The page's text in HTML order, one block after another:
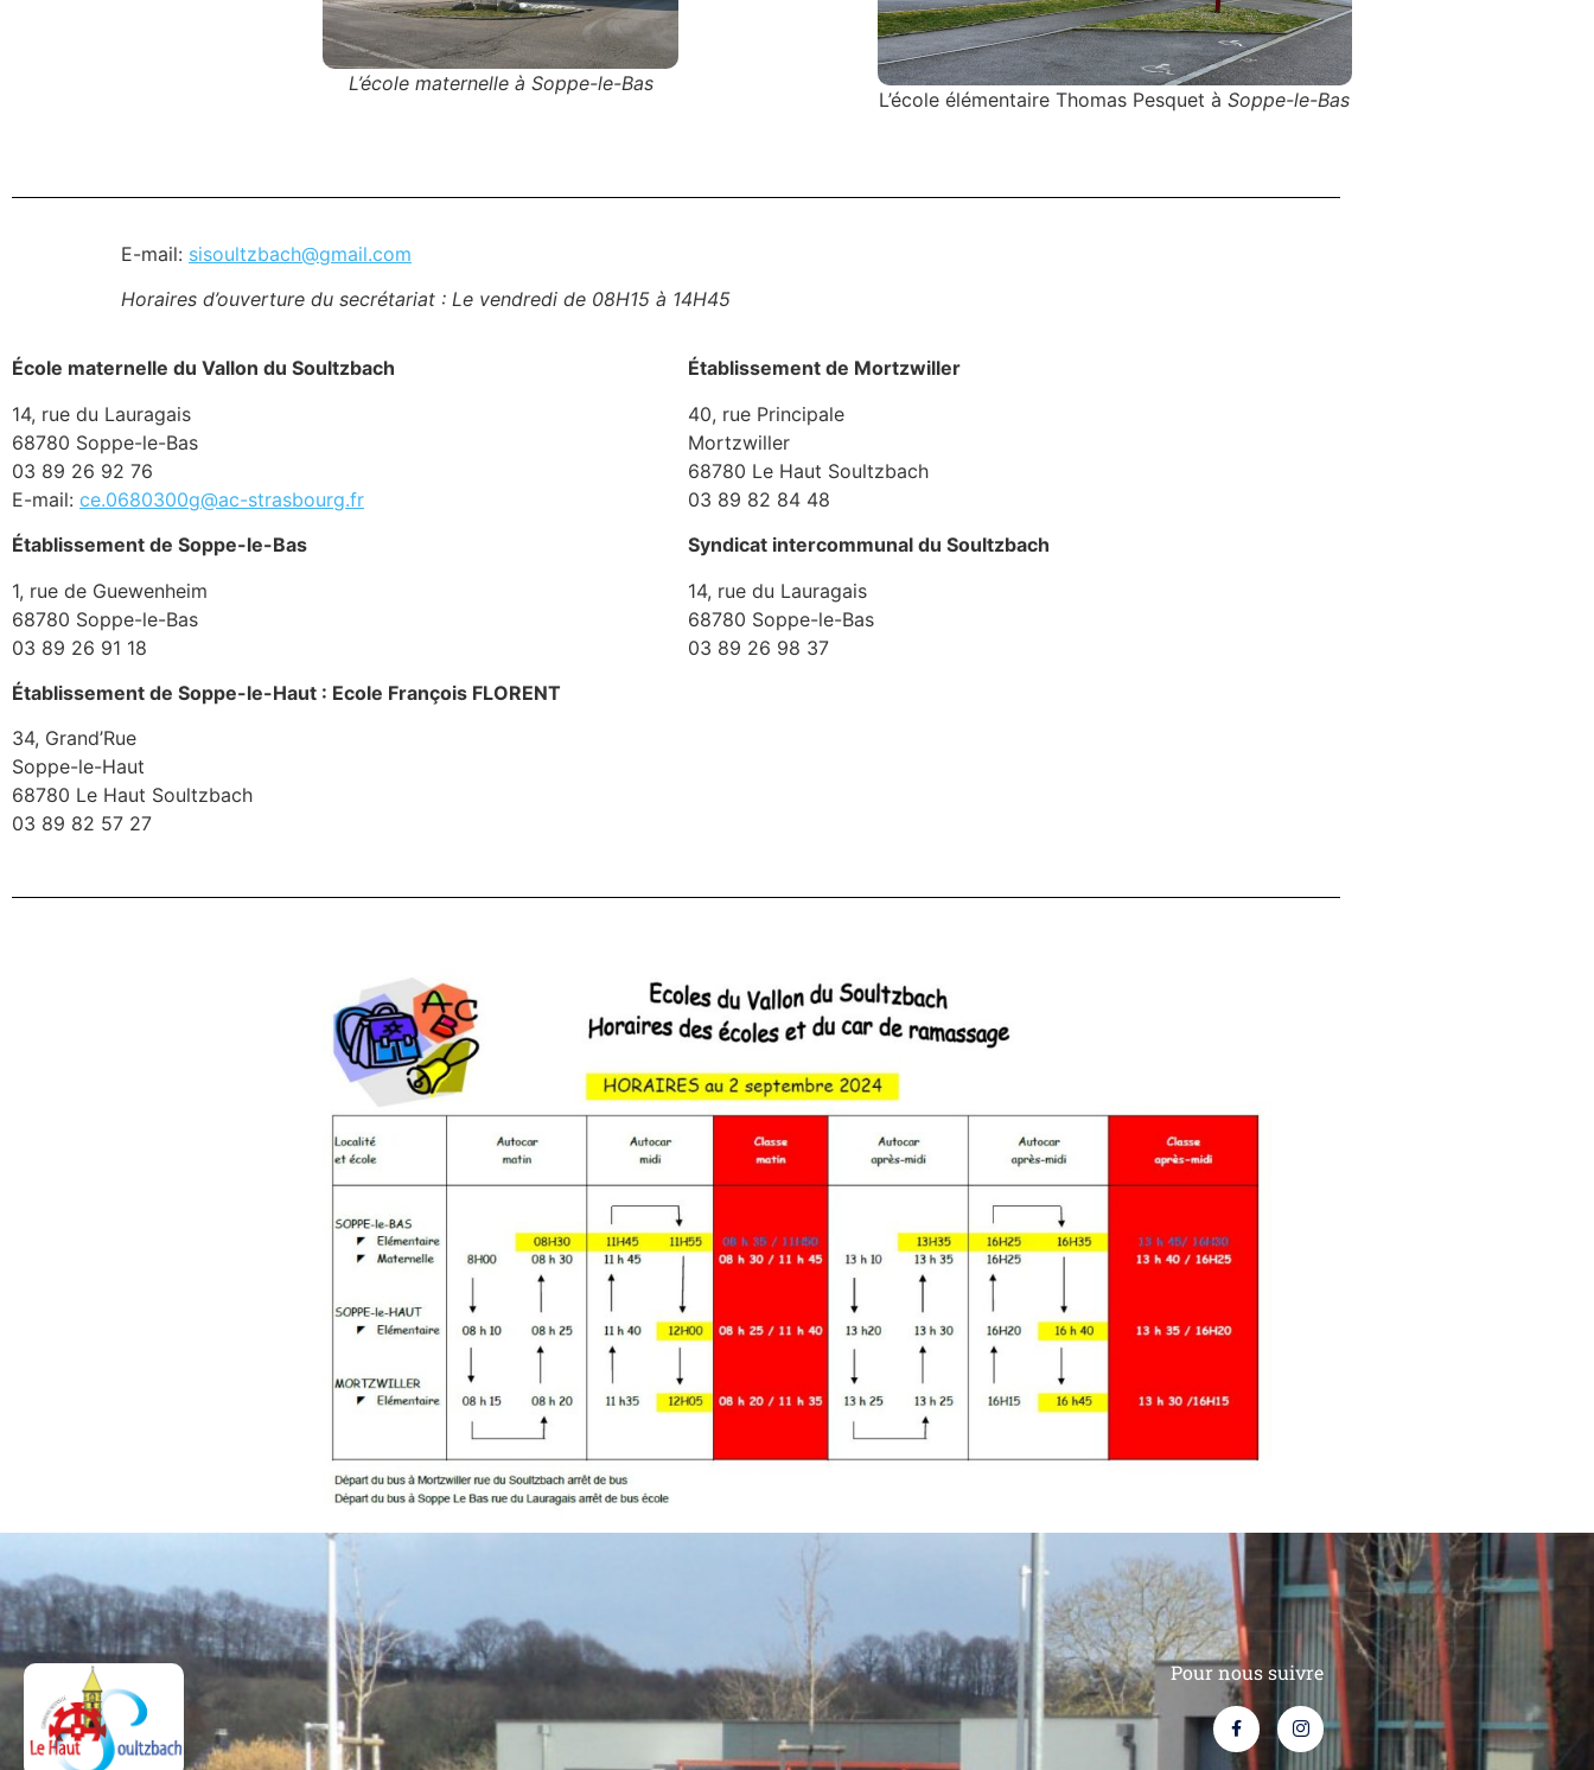
L’école maternelle à Soppe-le-Bas
L’école élémentaire Thomas Pesquet àSoppe-le-Bas
E-mail: sisoultzbach@gmail.com
Horaires d’ouverture du secrétariat : Le vendredi de 08H15 à 14H45
École maternelle du Vallon du Soultzbach
14, rue du Lauragais
68780 Soppe-le-Bas
03 89 26 92 76
E-mail: ce.0680300g@ac-strasbourg.fr
Établissement de Soppe-le-Bas
1, rue de Guewenheim
68780 Soppe-le-Bas
03 89 26 91 18
Établissement de Soppe-le-Haut : Ecole François FLORENT
34, Grand’Rue
Soppe-le-Haut
68780 Le Haut Soultzbach
03 89 82 57 27
Établissement de Mortzwiller
40, rue Principale
Mortzwiller
68780 Le Haut Soultzbach
03 89 82 84 48
Syndicat intercommunal du Soultzbach
14, rue du Lauragais
68780 Soppe-le-Bas
03 89 26 98 37
Pour nous suivre